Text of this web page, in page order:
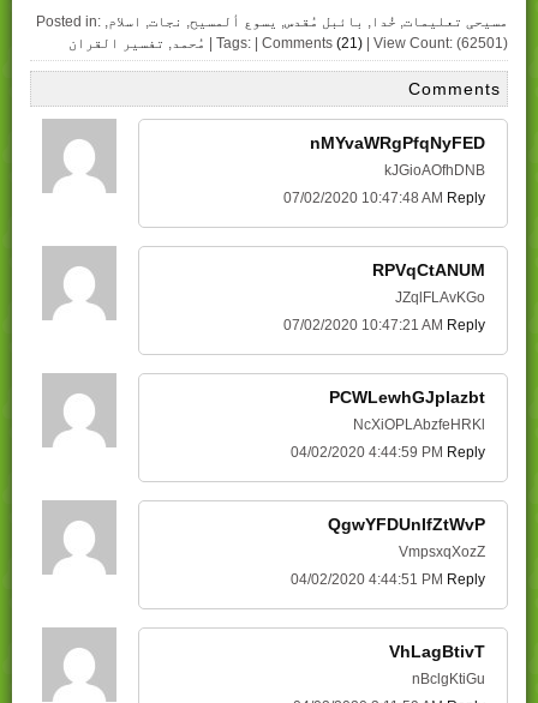
Posted in: مسیحی تعلیمات, خُدا , بائبل مُقدس, یسوع ألمسیح, نجات, اسلام,
مُحمد, تفسیر القران | Tags: | Comments (21) | View Count: (62501)
Comments
nMYvaWRgPfqNyFED
kJGioAOfhDNB
07/02/2020 10:47:48 AM Reply
RPVqCtANUM
JZqlFLAvKGo
07/02/2020 10:47:21 AM Reply
PCWLewhGJplazbt
NcXiOPLAbzfeHRKl
04/02/2020 4:44:59 PM Reply
QgwYFDUnIfZtWvP
VmpsxqXozZ
04/02/2020 4:44:51 PM Reply
VhLagBtivT
nBclgKtiGu